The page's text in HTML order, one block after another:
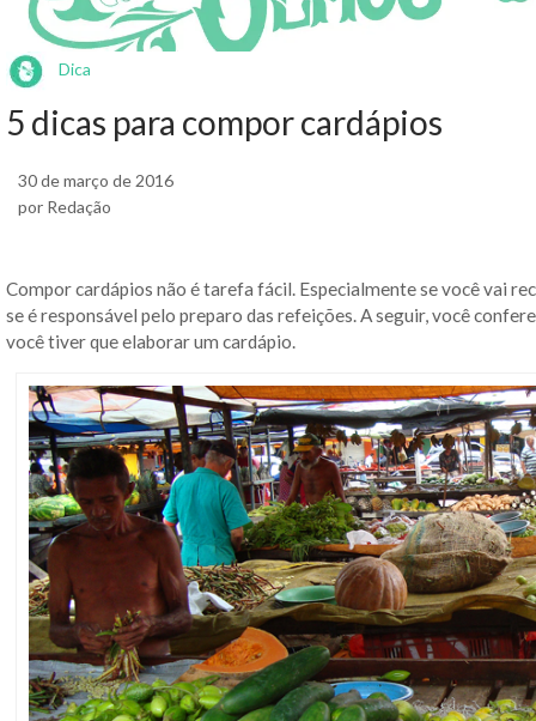
Dica
5 dicas para compor cardápios
30 de março de 2016
por Redação
Compor cardápios não é tarefa fácil. Especialmente se você vai
se é responsável pelo preparo das refeições. A seguir, você
você tiver que elaborar um cardápio.